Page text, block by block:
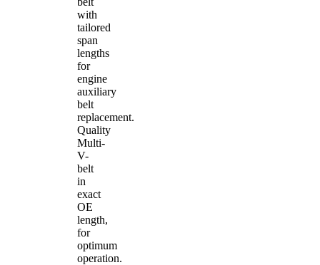
with
tailored
span
lengths
for
engine
auxiliary
belt
replacement.
Quality
Multi-
V-
belt
in
exact
OE
length,
for
optimum
operation.